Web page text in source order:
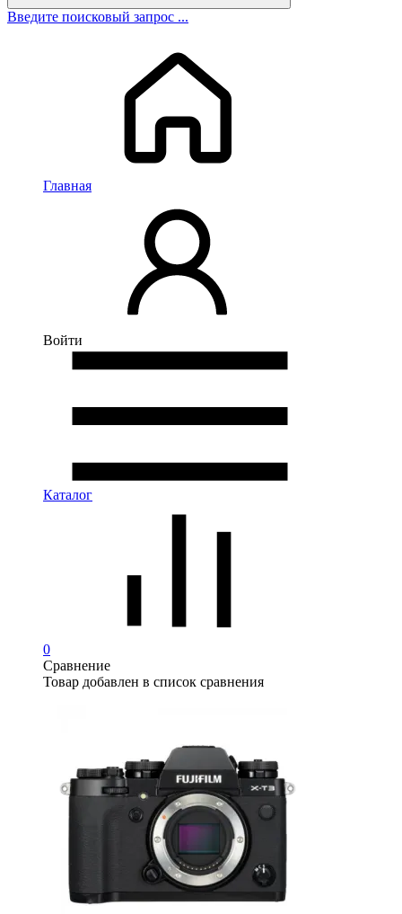
Введите поисковый запрос ...
Главная
Войти
Каталог
0
Сравнение
Товар добавлен в список сравнения